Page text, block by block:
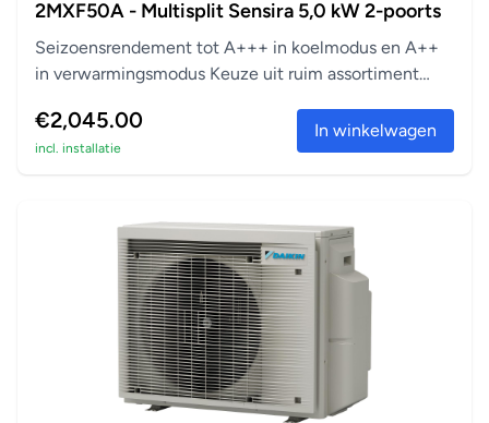
2MXF50A - Multisplit Sensira 5,0 kW 2-poorts
Seizoensrendement tot A+++ in koelmodus en A++
in verwarmingsmodus Keuze uit ruim assortiment
€2,045.00
incl. installatie
In winkelwagen